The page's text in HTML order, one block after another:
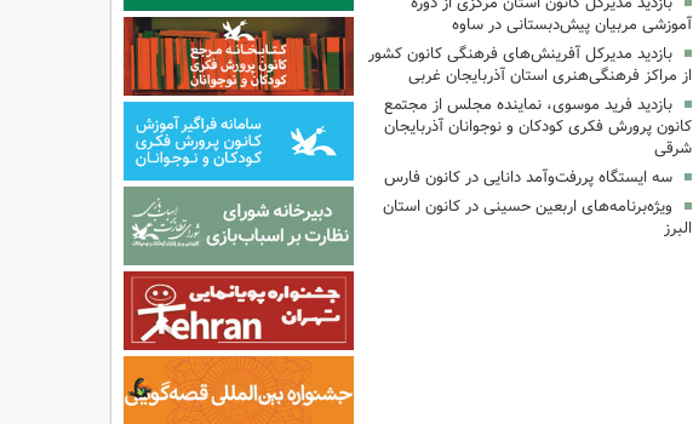
آموزشی مربیان پیش‌دبستانی در ساوه
بازدید مدیرکل آفرینش‌های فرهنگی کانون کشور
از مراکز فرهنگی‌هنری استان آذربایجان غربی
بازدید فرید موسوی، نماینده مجلس از مجتمع
کانون پرورش فکری کودکان و نوجوانان آذربایجان
شرقی
سه ایستگاه پررفت‌وآمد دانایی در کانون فارس
ویژه‌برنامه‌های اربعین حسینی در کانون استان
البرز